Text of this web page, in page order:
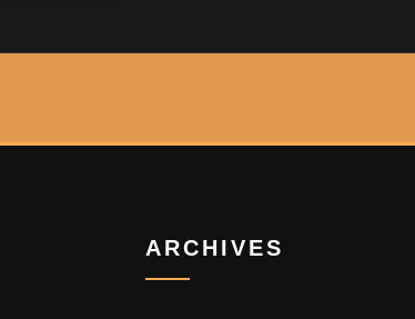
ARCHIVES